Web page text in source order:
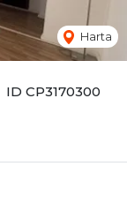
ID CP3170300
Harta